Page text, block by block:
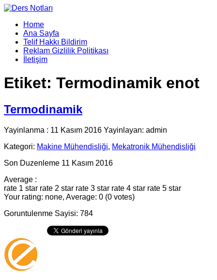
Home
Ana Sayfa
Telif Hakkı Bildirim
Reklam Gizlilik Politikası
İletişim
Etiket: Termodinamik enot
Termodinamik
Yayinlanma : 11 Kasım 2016 Yayinlayan: admin
Kategori: Makine Mühendisliği, Mekatronik Mühendisliği
Son Duzenleme 11 Kasım 2016
Average :
rate 1 star rate 2 star rate 3 star rate 4 star rate 5 star
Your rating: none, Average: 0 (0 votes)
Goruntulenme Sayisi: 784